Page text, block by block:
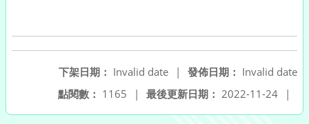
發佈日期： Invalid date
下架日期： Invalid date
|
最後更新日期： 2022-11-24 |
點閱數： 1165 |